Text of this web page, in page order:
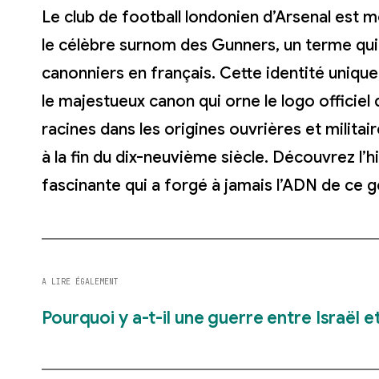
Le club de football londonien d’Arsenal est
le célèbre surnom des Gunners, un terme
canonniers en français. Cette identité
le majestueux canon qui orne le logo officiel
racines dans les origines ouvrières et
à la fin du dix-neuvième siècle. Découvrez
fascinante qui a forgé à jamais l’ADN de ce
A LIRE ÉGALEMENT
Pourquoi y a-t-il une guerre entre Israël